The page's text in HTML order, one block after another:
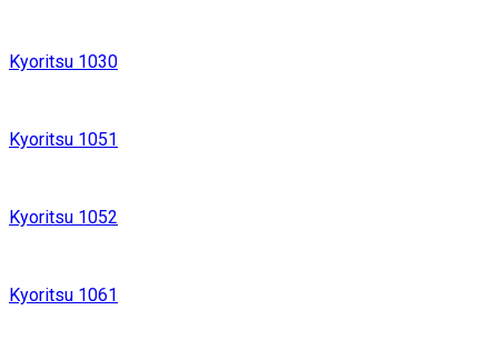
Kyoritsu 1030
Kyoritsu 1051
Kyoritsu 1052
Kyoritsu 1061